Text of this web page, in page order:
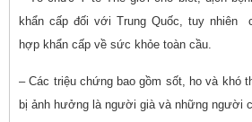
khẩn cấp đối với Trung Quốc, tuy nhiên
hợp khẩn cấp về sức khỏe toàn cầu.
– Các triệu chứng bao gồm sốt, ho và khó
bị ảnh hưởng là người già và những người